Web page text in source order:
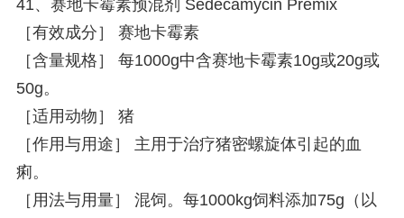
41、赛地卡霉素预混剂 Sedecamycin Premix
［有效成分］ 赛地卡霉素
［含量规格］ 每1000g中含赛地卡霉素10g或20g或
50g。
［适用动物］ 猪
［作用与用途］ 主用于治疗猪密螺旋体引起的血
痢。
［用法与用量］ 混饲。每1000kg饲料添加75g（以